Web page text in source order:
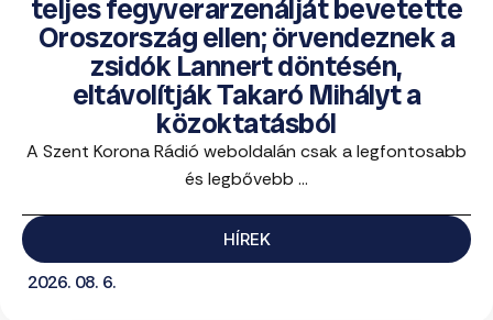
teljes fegyverarzenálját bevetette
Oroszország ellen; örvendeznek a
zsidók Lannert döntésén,
eltávolítják Takaró Mihályt a
közoktatásból
A Szent Korona Rádió weboldalán csak a legfontosabb
és legbővebb ...
HÍREK
2026. 08. 6.